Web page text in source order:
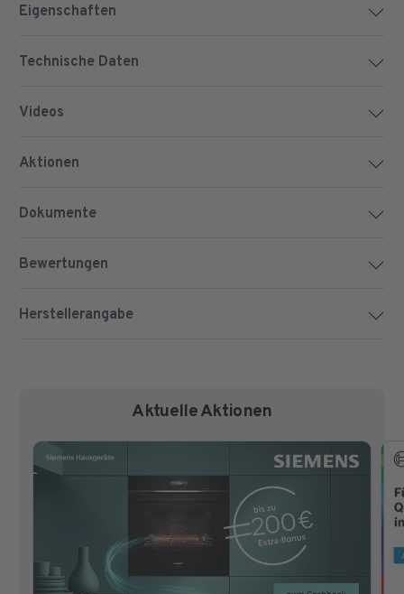
Eigenschaften
Technische Daten
Videos
Aktionen
Dokumente
Bewertungen
Herstellerangabe
Aktuelle Aktionen